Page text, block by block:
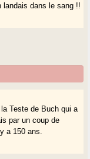
dans le sang !!
Teste de Buch qui a
par un coup de
a 150 ans.